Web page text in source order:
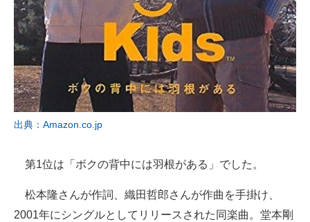
出典：Amazon.co.jp
第1位は「ボクの背中には羽根がある」でした。
松本隆さんが作詞、織田哲郎さんが作曲を手掛け、
2001年にシングルとしてリリースされた同楽曲。堂本剛